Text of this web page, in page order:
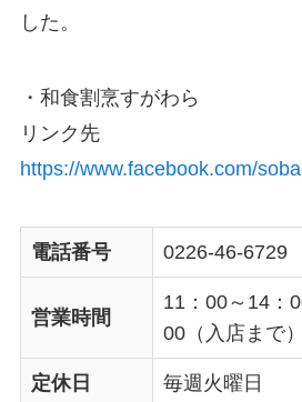
した。
・和食割烹すがわら
リンク先
https://www.facebook.com/
電話番号 0226-46-6729
営業時間
11：00～14：
00（入店まで）
定休日 毎週火曜日